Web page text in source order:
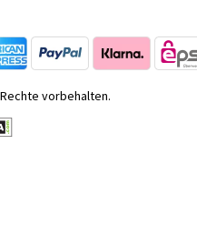
vorbehalten.